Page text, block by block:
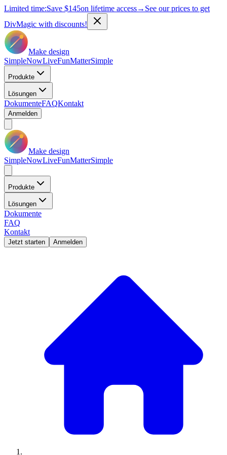
Limited time:Save $145on lifetime access→ See our prices to get
DivMagic with discounts!
Make design
SimpleNowLiveFunMatterSimple
Produkte
Lösungen
DokumenteFAQKontakt
Anmelden
Make design
SimpleNowLiveFunMatterSimple
Produkte
Lösungen
Dokumente
FAQ
Kontakt
Jetzt starten Anmelden